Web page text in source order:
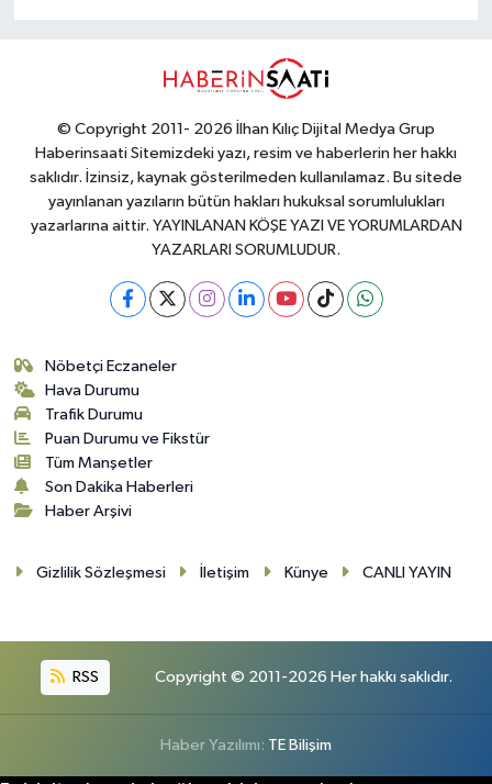
© Copyright 2011- 2026 İlhan Kılıç Dijital Medya Grup
Haberinsaati Sitemizdeki yazı, resim ve haberlerin her hakkı
saklıdır. İzinsiz, kaynak gösterilmeden kullanılamaz. Bu sitede
yayınlanan yazıların bütün hakları hukuksal sorumlulukları
yazarlarına aittir. YAYINLANAN KÖŞE YAZI VE YORUMLARDAN
YAZARLARI SORUMLUDUR.
Nöbetçi Eczaneler
Hava Durumu
Trafik Durumu
Puan Durumu ve Fikstür
Tüm Manşetler
Son Dakika Haberleri
Haber Arşivi
Gizlilik Sözleşmesi İletişim Künye CANLI YAYIN
RSS Copyright © 2011-2026 Her hakkı saklıdır.
Haber Yazılımı: TE Bilişim